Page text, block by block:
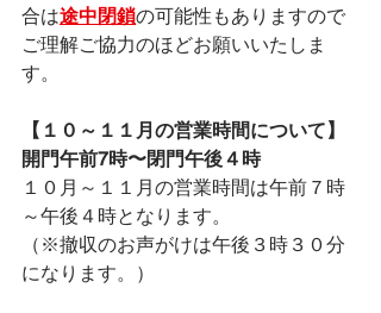
合は途中閉鎖の可能性もありますので
ご理解ご協力のほどお願いいたしま
す。
【１０～１１月の営業時間について】
開門午前7時〜閉門午後４時
１０月～１１月の営業時間は午前７時
～午後４時となります。
（※撤収のお声がけは午後３時３０分
になります。）